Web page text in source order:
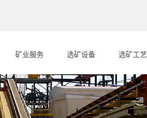
矿业服务 选矿设备 选矿工艺